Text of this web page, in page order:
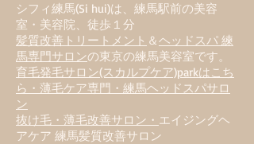
シフィ練馬(Si hui)は、 練馬駅前の美容
室・美容院、徒歩１分
髪質改善トリートメント ＆ヘッドスパ 練
馬専門サロンの東京の練馬美容室です。
育毛発毛サロン(スカルプケア)parkはこち
ら・薄毛ケア専門・練馬ヘッドスパサロ
ン
抜け毛・薄毛改善サロン・ エイジングヘ
アケア 練馬髪質改善サロン